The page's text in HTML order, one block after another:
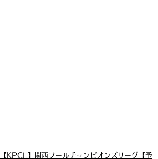
【KPCL】関西プールチャンピオンズリーグ【予